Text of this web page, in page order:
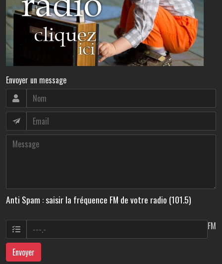
Envoyer un message
Anti Spam : saisir la fréquence FM de votre radio (101.5)
FM
Envoyer